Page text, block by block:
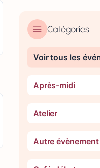
Catégories
Voir tous les
Après-midi
Atelier
Autre évènement